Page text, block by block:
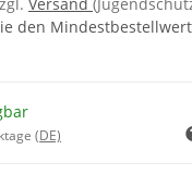
den Mindestbestellwert
(DE)